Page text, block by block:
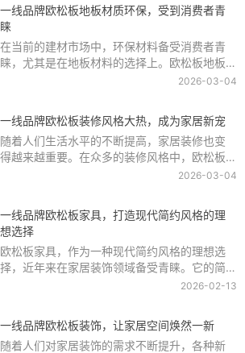
查看榜单
查看榜单
榜 查看榜单
查看榜单
榜 查看榜单
一线品牌欧松板地板材质环保，受到消费者青
睐
在当前的建材市场中，环保材料备受消费者青
睐，尤其是在地板材料的选择上。欧松板地板
作为一种新型环保材料，因其优秀的性能和环
2026-03-04
一线品牌欧松板装修风格大热，成为家居新宠
随着人们生活水平的不断提高，家居装修也变
得越来越重要。在众多的装修风格中，欧松板
装修风格近年来备受关注，成为了家居装修的
2026-03-04
一线品牌欧松板家具，打造现代简约风格的理
想选择
欧松板家具，作为一种现代简约风格的理想选
择，近年来在家居装饰领域备受青睐。它的简
约设计风格、环保材料以及耐用性，使得越来
2026-02-13
一线品牌欧松板装饰，让家居空间焕然一新
随着人们对家居装饰的需求不断提升，各种新